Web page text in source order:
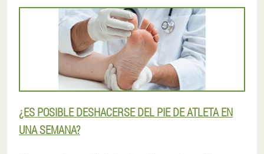
¿ES POSIBLE DESHACERSE DEL PIE DE ATLETA EN
UNA SEMANA?